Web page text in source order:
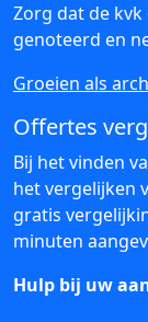
Zorg dat de
genoteerd en
Groeien als
Offertes
Bij het vinden
het vergelijken
gratis
minuten
Hulp bij uw